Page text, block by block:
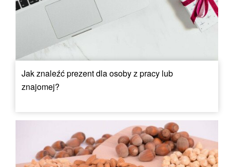
Jak znaleźć prezent dla osoby z pracy lub
znajomej?